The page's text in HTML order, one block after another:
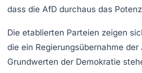
dass die AfD durchaus das
Die etablierten Parteien zeigen
die ein Regierungsübernahme der
Grundwerten der Demokratie